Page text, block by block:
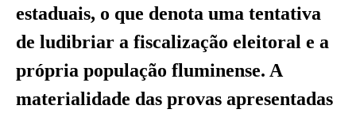
estaduais, o que denota uma tentativa
de ludibriar a fiscalização eleitoral e a
própria população fluminense. A
materialidade das provas apresentadas